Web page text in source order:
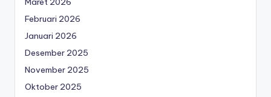
Februari 2026
Januari 2026
Desember 2025
November 2025
Oktober 2025